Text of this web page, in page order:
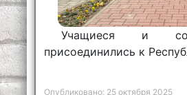
Учащиеся и
присоединились к
Опубликовано: 25 октября 2025